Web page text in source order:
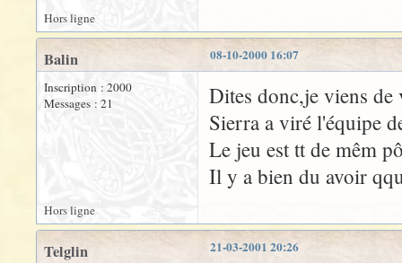
Hors ligne
08-10-2000 16:07
Balin
Inscription : 2000
Messages : 21
Dites donc,je viens de
Sierra a viré l'équipe
Le jeu est tt de mêm
Il y a bien du avoir
Hors ligne
21-03-2001 20:26
Telglin